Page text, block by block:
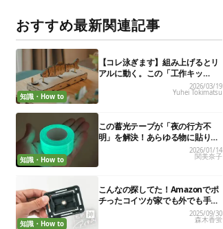
おすすめ最新関連記事
知識・How to
【コレ泳ぎます】組み上げるとリ
アルに動く。この「工作キッ
ト」、インテリアにもいいんです
2026/03/19
Yuhei Tokimatsu
知識・How to
この蓄光テープが「夜の行方不
明」を解決！あらゆる物に貼りま
くり、効果を実証してみた2026/01/14
関美奈子
知識・How to
こんなの探してた！Amazonでポ
チったコイツが家でも外でも手放
せない相棒を作ってくれました
2025/09/30
森木香蛍